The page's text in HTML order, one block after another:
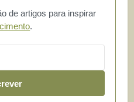
de artigos para inspirar
.